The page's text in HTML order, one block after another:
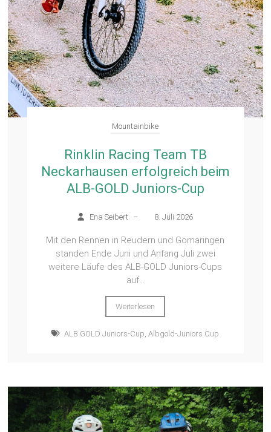
Mountainbike
Rinklin Racing Team TB
Neckarhausen erfolgreich beim
ALB-GOLD Juniors-Cup
Ena Seibert – 8. Juli 2026
Mit den Rennen in Reudern und Gomaringen
standen Ende Juni und Anfang Juli zwei
weitere Läufe des ALB-GOLD Juniors-Cups
auf...
Weiterlesen
ALB GOLD Juniors-Cup Albgold-Juniors Cup